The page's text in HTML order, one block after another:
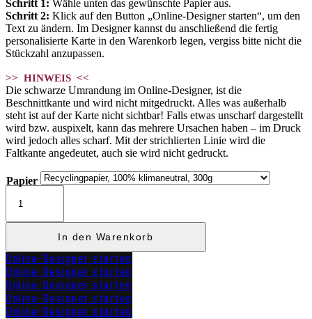
zuzügl.Versandkosten
Schritt 1: Wähle unten das gewünschte Papier aus.
Schritt 2: Klick auf den Button „Online-Designer starten“, um den
Text zu ändern. Im Designer kannst du anschließend die fertig
personalisierte Karte in den Warenkorb legen, vergiss bitte nicht die
Stückzahl anzupassen.
>> HINWEIS <<
Die schwarze Umrandung im Online-Designer, ist die
Beschnittkante und wird nicht mitgedruckt. Alles was außerhalb
steht ist auf der Karte nicht sichtbar! Falls etwas unscharf dargestellt
wird bzw. auspixelt, kann das mehrere Ursachen haben – im Druck
wird jedoch alles scharf. Mit der strichlierten Linie wird die
Faltkante angedeutet, auch sie wird nicht gedruckt.
Papier
Kirchenheft
Klapp
Menge
In den Warenkorb
Online-Designer starten
Online-Designer starten
Online-Designer starten
Online-Designer starten
Online-Designer starten